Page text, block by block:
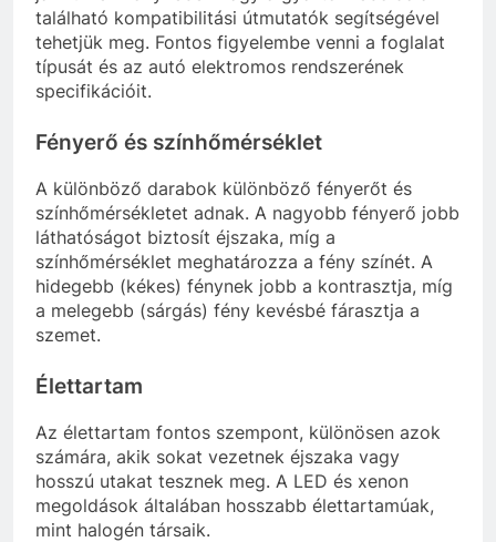
található kompatibilitási útmutatók segítségével
tehetjük meg. Fontos figyelembe venni a foglalat
típusát és az autó elektromos rendszerének
specifikációit.
Fényerő és színhőmérséklet
A különböző darabok különböző fényerőt és
színhőmérsékletet adnak. A nagyobb fényerő jobb
láthatóságot biztosít éjszaka, míg a
színhőmérséklet meghatározza a fény színét. A
hidegebb (kékes) fénynek jobb a kontrasztja, míg
a melegebb (sárgás) fény kevésbé fárasztja a
szemet.
Élettartam
Az élettartam fontos szempont, különösen azok
számára, akik sokat vezetnek éjszaka vagy
hosszú utakat tesznek meg. A LED és xenon
megoldások általában hosszabb élettartamúak,
mint halogén társaik.